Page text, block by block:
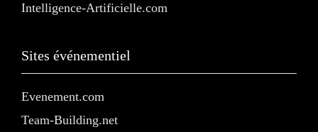
Intelligence-Artificielle.com
Sites événementiel
Evenement.com
Team-Building.net